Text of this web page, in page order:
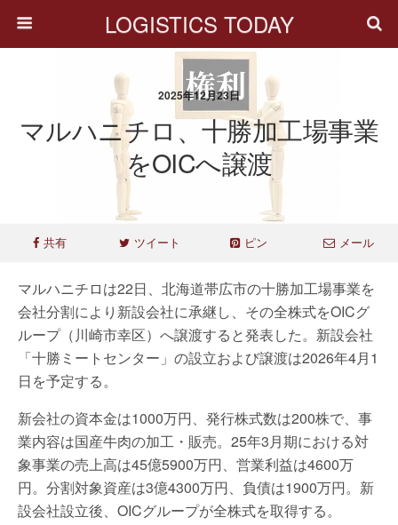
LOGISTICS TODAY
2025年12月23日
マルハニチロ、十勝加工場事業
をOICへ譲渡
共有 ツイート ピン メール
マルハニチロは22日、北海道帯広市の十勝加工場事業を
会社分割により新設会社に承継し、その全株式をOICグ
ループ（川崎市幸区）へ譲渡すると発表した。新設会社
「十勝ミートセンター」の設立および譲渡は2026年4月1
日を予定する。
新会社の資本金は1000万円、発行株式数は200株で、事
業内容は国産牛肉の加工・販売。25年3月期における対
象事業の売上高は45億5900万円、営業利益は4600万
円。分割対象資産は3億4300万円、負債は1900万円。新
設会社設立後、OICグループが全株式を取得する。